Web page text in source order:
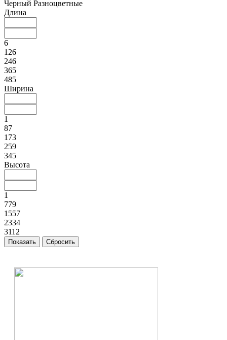
Черный Разноцветные
Длина
6
126
246
365
485
Ширина
1
87
173
259
345
Высота
1
779
1557
2334
3112